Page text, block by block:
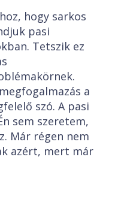
hogy sarkos
pasi
Tetszik ez
a
szó. A pasi
sem szeretem,
Már régen nem
azért, mert már